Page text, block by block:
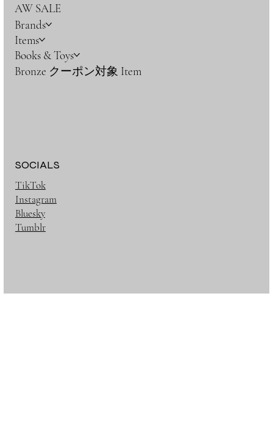
AW SALE
Brands
Items
Books & Toys
Bronze クーポン対象 Item
SOCIALS
TikTok
Instagram
Bluesky
Tumblr